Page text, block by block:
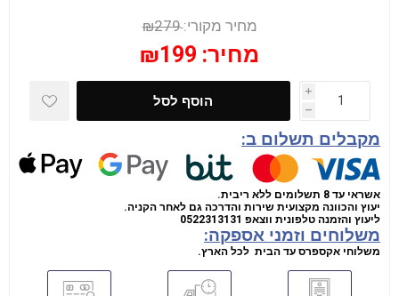
מחיר מקורי:₪279
מחיר: ₪199
i
h
הוסף לסל
מקבלים תשלום ב:
אשראי עד 8 תשלומים ללא ריבית.
יעוץ והכוונה מקצועית שירות והדרכה גם לאחר הקניה.
ליעוץ והזמנה טלפונית ווצאפ 0522313131
משלוחים וזמני אספקה:
משלוחי אקספרס עד הבית לכל הארץ.